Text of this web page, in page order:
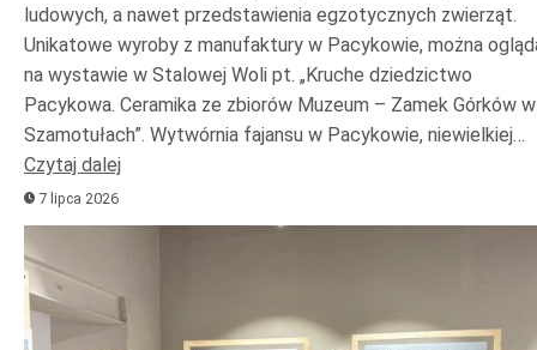
ludowych, a nawet przedstawienia egzotycznych zwierząt.
Unikatowe wyroby z manufaktury w Pacykowie, można
na wystawie w Stalowej Woli pt. „Kruche dziedzictwo
Pacykowa. Ceramika ze zbiorów Muzeum – Zamek Górków w
Szamotułach”. Wytwórnia fajansu w Pacykowie, niewielkiej…
Czytaj dalej
7 lipca 2026
plików
dźwiękowych